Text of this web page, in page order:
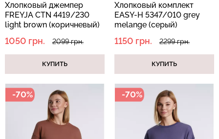
Хлопковый джемпер
FREYJA CTN 4419/230
light brown (коричневый)
1050 грн. 2099 грн.
КУПИТЬ
Хлопковый комплект
EASY-H 5347/010 grey
melange (серый)
1150 грн. 2299 грн.
КУПИТЬ
-70% -70%